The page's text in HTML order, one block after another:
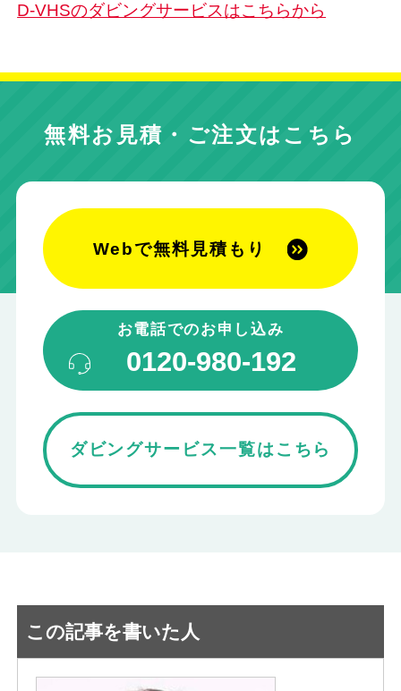
D-VHSのダビングサービスはこちらから
無料お見積・ご注文はこちら
Webで無料見積もり
お電話でのお申し込み
0120-980-192
ダビングサービス一覧はこちら
この記事を書いた人